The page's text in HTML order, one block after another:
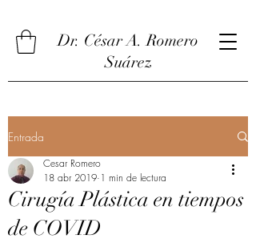
Dr. César A. Romero
Suárez
Entrada
Cirugía Plástica en tiempos
de COVID
Cesar Romero
18 abr 2019 1 min de lectura